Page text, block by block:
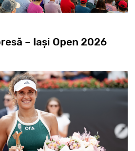
– Iași Open 2026